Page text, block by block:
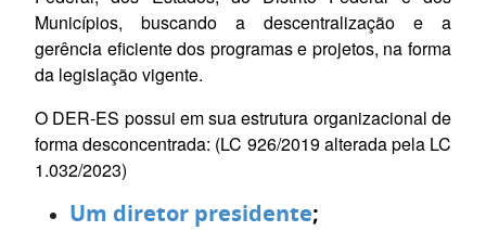
Municípios, buscando a descentralização e a
gerência eficiente dos programas e projetos, na forma
da legislação vigente.
O DER-ES possui em sua estrutura organizacional de
forma desconcentrada: (LC 926/2019 alterada pela LC
1.032/2023)
Um diretor presidente;